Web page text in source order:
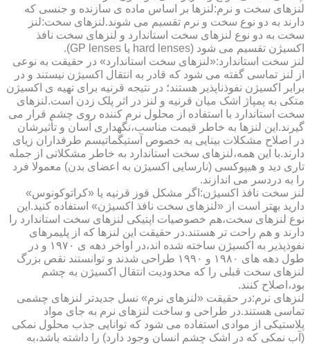
لنزهای سخت و نرم:لنزها بر اساس ماده ی سازنده و جنسی که
دارند به دو نوع سخت و نرم تقسیم می شوند.لنزهای سخت:لنز
سخت به دو نوع لنزهای سخت استاندارد و لنزهای سخت نافذ
اکسیژن تقسیم می شود (hard lenses یا GP lenses).
لنز سخت استاندارد:«لنزهای سخت استاندارد» در حقیقت به نوعی
از لنز تماسی گفته می شود که قادر به انتقال اکسیژن نیستند و در
برابر اکسیژن نفوذناپذیر هستند؛ در نتیجه قرنیه برای تهیه ی اکسیژن
متکی به پمپاژ اشک میان قرنیه و لنز در اثر پلک زدن است.لنزهای
سخت استاندارد با استفاده از محلول نرم کننده روی چشم قرار می
گیرند.این لنزها به خاطر قیمت مناسب،نگهداری آسان و تأثیرشان
در اصلاح مشکلات بینایی به خصوص آستیگماتیسم طرفداران زیای
دارند.با این همه،لنزهای سخت استاندارد به خاطر مشکلاتی از جمله
تاری دید و هیپوکسی (نارسایی اکسیژن به اعضای بدن) معمولا فرد
را به دردسر می اندازند.
لنز سخت نافذ اکسیژن:اگر مشکل قوز قرنیه یا «کراتوکونوس»
دارید بهتر است از «لنزهای سخت نافذ اکسیژن» استفاده کنید.این
نوع لنزهای سخت،هم خصوصیات اپتیکی لنزهای سخت استاندارد را
دارند و هم راحت تر هستند.در حقیقت این لنزها که از پلیمرهای
نفوذپذیر به اکسیژن ساخته شده اند،در اواخر دهه ی ۱۹۷۰ و در
طول دهه های ۱۹۸۰ و ۱۹۹۰ طراحی شدند و توانستند نقص بزرگ
لنزهای سخت قبلی را که محدودیت انتقال اکسیژن به چشم
بود،اصلاح کنند.
لنزهای نرم:در حقیقت «لنزهای نرم» نسل جدیدتر لنزهای چشمی
تماسی هستند.در طراحی و ساخت لنزهای نرم به جای مواد
پلاستیکی از موادی استفاده می شود که توانایی جذب محلول نمکی
(آب نمکی که در اشک چشم انسان وجود دارد) را داشته باشد،به